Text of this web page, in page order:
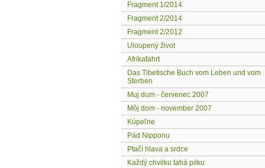
Fragment 1/2014
Fragment 2/2014
Fragment 2/2012
Uloupený život
Afrikafahrt
Das Tibetische Buch vom Leben und vom
Sterben
Muj dum - červenec 2007
Môj dom - november 2007
Kúpeľne
Pád Nipponu
Ptačí hlava a srdce
Každý chvilku tahá pilku